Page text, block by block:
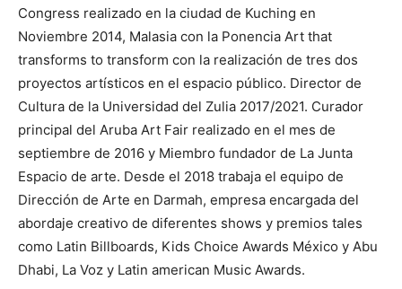
Congress realizado en la ciudad de Kuching en
Noviembre 2014, Malasia con la Ponencia Art that
transforms to transform con la realización de tres dos
proyectos artísticos en el espacio público. Director de
Cultura de la Universidad del Zulia 2017/2021. Curador
principal del Aruba Art Fair realizado en el mes de
septiembre de 2016 y Miembro fundador de La Junta
Espacio de arte. Desde el 2018 trabaja el equipo de
Dirección de Arte en Darmah, empresa encargada del
abordaje creativo de diferentes shows y premios tales
como Latin Billboards, Kids Choice Awards México y Abu
Dhabi, La Voz y Latin american Music Awards.